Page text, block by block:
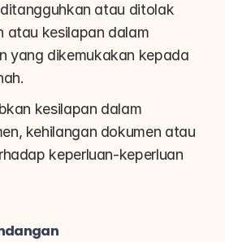
atau ditolak
atau kesilapan dalam
yang dikemukakan kepada
kesilapan dalam
kehilangan dokumen atau
keperluan-keperluan